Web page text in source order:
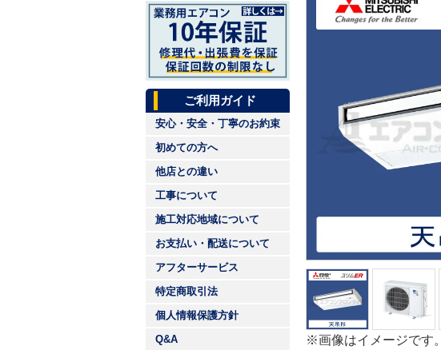
ご利用ガイド
安心・安全・丁寧のお約束
初めての方へ
他店との違い
工事について
施工対応地域について
お支払い・配送について
アフターサービス
特定商取引法
個人情報保護方針
Q&A
※画像はイメージです。